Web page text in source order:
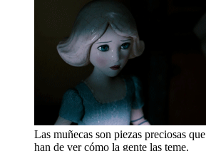
Las muñecas son piezas preciosas que
han de ver cómo la gente las teme.